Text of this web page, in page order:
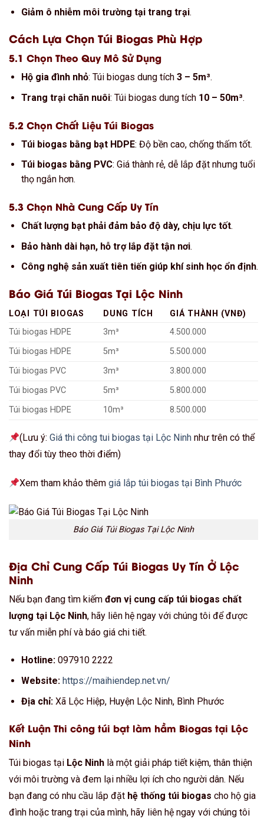
Giảm ô nhiễm môi trường tại trang trại.
Cách Lựa Chọn Túi Biogas Phù Hợp
5.1 Chọn Theo Quy Mô Sử Dụng
Hộ gia đình nhỏ: Túi biogas dung tích 3 – 5m³.
Trang trại chăn nuôi: Túi biogas dung tích 10 – 50m³.
5.2 Chọn Chất Liệu Túi Biogas
Túi biogas bằng bạt HDPE: Độ bền cao, chống thấm tốt.
Túi biogas bằng PVC: Giá thành rẻ, dễ lắp đặt nhưng tuổi
thọ ngắn hơn.
5.3 Chọn Nhà Cung Cấp Uy Tín
Chất lượng bạt phải đảm bảo độ dày, chịu lực tốt.
Bảo hành dài hạn, hỗ trợ lắp đặt tận nơi.
Công nghệ sản xuất tiên tiến giúp khí sinh học ổn định.
Báo Giá Túi Biogas Tại Lộc Ninh
LOẠI TÚI BIOGAS DUNG TÍCH
GIÁ THÀNH (VNĐ)
Túi biogas HDPE
3m³
4.500.000
Túi biogas HDPE
5m³
5.500.000
Túi biogas PVC
3m³
3.800.000
Túi biogas PVC
5m³
5.800.000
Túi biogas HDPE
10m³ 8.500.000
(Lưu ý:Giá thi công tui biogas tại Lộc Ninh như trên có thể
thay đổi tùy theo thời điểm)
Xem tham khảo thêmgiá lắp túi biogas tại Bình Phước
Báo Giá Túi Biogas Tại Lộc Ninh
Địa Chỉ Cung Cấp Túi Biogas Uy Tín Ở Lộc
Ninh
Nếu bạn đang tìm kiếm đơn vị cung cấp túi biogas chất
lượng tại Lộc Ninh, hãy liên hệ ngay với chúng tôi để được
tư vấn miễn phí và báo giá chi tiết.
Hotline:097910 2222
Website: https://maihiendep.net.vn/
Địa chỉ:Xã Lộc Hiệp, Huyện Lộc Ninh, Bình Phước
Kết Luận Thi công túi bạt làm hầm Biogas tại Lộc
Ninh
Túi biogas tại Lộc Ninh là một giải pháp tiết kiệm, thân thiện
với môi trường và đem lại nhiều lợi ích cho người dân. Nếu
bạn đang có nhu cầu lắp đặt hệ thống túi biogas cho hộ gia
đình hoặc trang trại của mình, hãy liên hệ ngay với chúng tôi